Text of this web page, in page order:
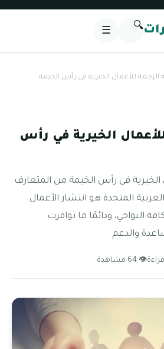
🔍
☰
الرحمة للأعمال الخيرية في رأس الخيمة
الخيرية في رأس
الخيرية في رأس الخيمة من المتعارف
المتحدة هو انتشار الأعمال
النواحي، ودائمًا ما توافرت
والدعم
👁 64 مشاهدة